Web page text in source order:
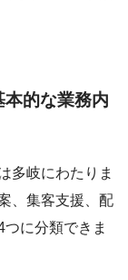
的な業務内
多岐にわたりま
、集客支援、配
に分類できま